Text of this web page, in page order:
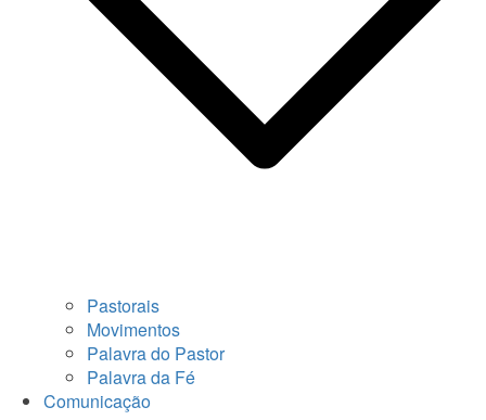
Pastorais
Movimentos
Palavra do Pastor
Palavra da Fé
Comunicação